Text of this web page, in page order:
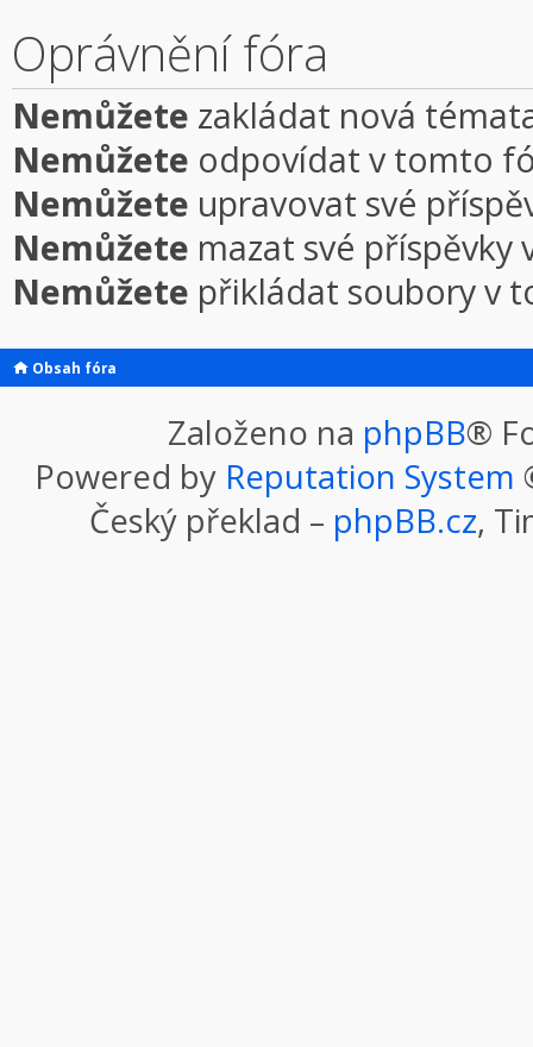
Oprávnění fóra
Nemůžete zakládat nová
Nemůžete odpovídat v tomto
Nemůžete upravovat své
Nemůžete mazat své
Nemůžete přikládat soubory v
Obsah fóra
Založeno na phpBB®
Powered by Reputation System
Český překlad – phpBB.cz,